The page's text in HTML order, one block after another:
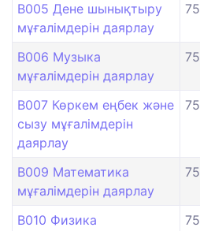
B005 Дене шынықтыру
мұғалімдерін даярлау
75
B006 Музыка
мұғалімдерін даярлау
75
B007 Көркем еңбек және
сызу мұғалімдерін
даярлау
75
B009 Математика
мұғалімдерін даярлау
75
B010 Физика 75